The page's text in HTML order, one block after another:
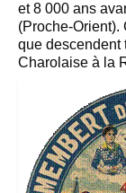
et 8 000 ans
(Proche-
que descendent
Charolaise à la